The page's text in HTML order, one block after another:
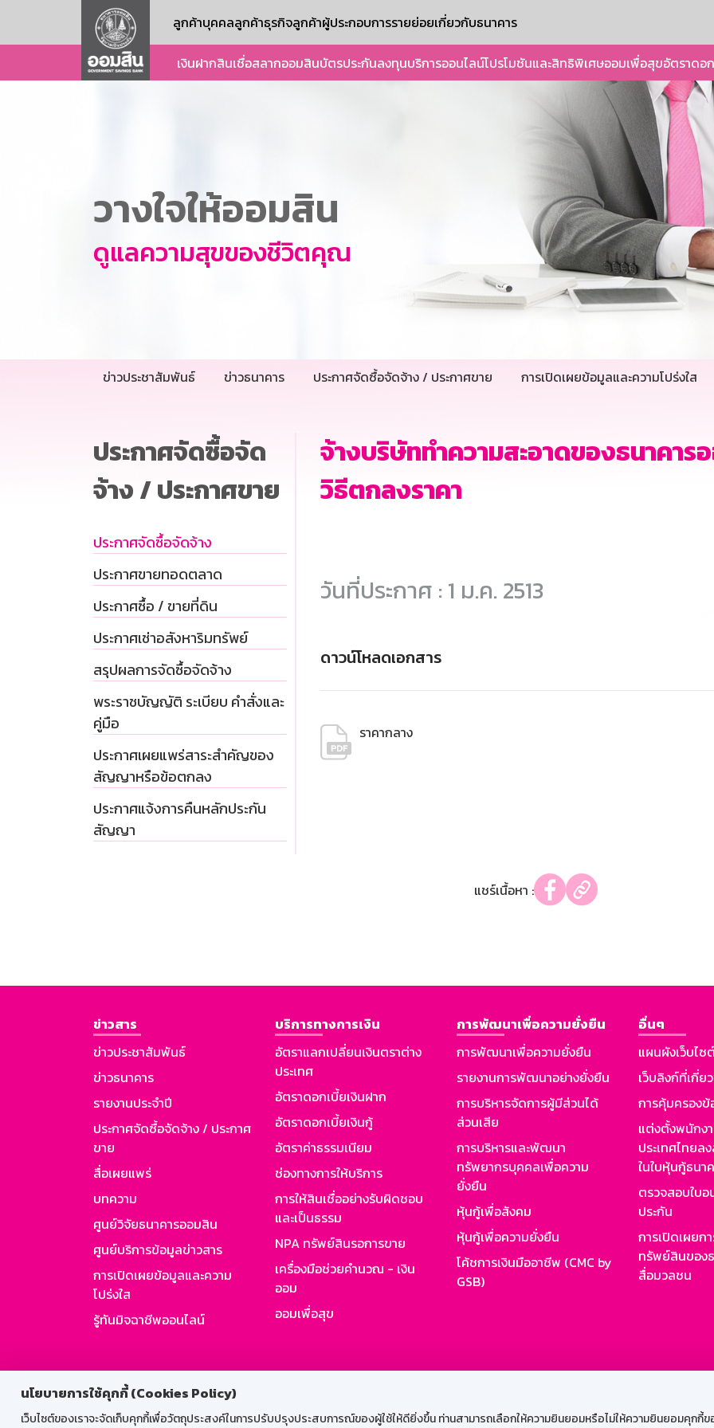
นโยบายการใช้คุกกี้ (Cookies Policy)
เว็บไซต์ของเราจะจัดเก็บคุกกี้เพื่อวัตถุประสงค์ในการปรับปรุงประสบการณ์ของผู้ใช้ให้ดียิ่งขึ้น ท่านสามารถเลือกให้ความยินยอมหรือไม่ให้ความยินยอมคุกกี้ข
ลูกค้าบุคคลลูกค้าธุรกิจลูกค้าผู้ประกอบการรายย่อยเกี่ยวกับธนาคาร
เงินฝากสินเชื่อสลากออมสินบัตรประกันลงทุนบริการออนไลน์โปรโมชันและสิทธิพิเศษออมเพื่อสุขอัตราดอ
วางใจให้ออมสิน
ดูแลความสุขของชีวิตคุณ
ข่าวประชาสัมพันธ์ ข่าวธนาคาร ประกาศจัดซื้อจัดจ้าง / ประกาศขาย การเปิดเผยข้อมูลและความโปร่งใส
ประกาศจัดซื้อจัด
จ้าง / ประกาศขาย
ประกาศจัดซื้อจัดจ้าง
ประกาศขายทอดตลาด
ประกาศซื้อ / ขายที่ดิน
ประกาศเช่าอสังหาริมทรัพย์
สรุปผลการจัดซื้อจัดจ้าง
พระราชบัญญัติ ระเบียบ คำสั่งและ
คู่มือ
ประกาศเผยแพร่สาระสำคัญของ
สัญญาหรือข้อตกลง
ประกาศแจ้งการคืนหลักประกัน
สัญญา
จ้างบริษัททำความสะอาดของธนาคาร
วิธีตกลงราคา
วันที่ประกาศ : 1 ม.ค. 2513
ดาวน์โหลดเอกสาร
ราคากลาง
แชร์เนื้อหา :
ข่าวสาร
ข่าวประชาสัมพันธ์
ข่าวธนาคาร
รายงานประจำปี
ประกาศจัดซื้อจัดจ้าง / ประกาศ
ขาย
สื่อเผยแพร่
บทความ
ศูนย์วิจัยธนาคารออมสิน
ศูนย์บริการข้อมูลข่าวสาร
การเปิดเผยข้อมูลและความ
โปร่งใส
รู้ทันมิจฉาชีพออนไลน์
บริการทางการเงิน
อัตราแลกเปลี่ยนเงินตราต่าง
ประเทศ
อัตราดอกเบี้ยเงินฝาก
อัตราดอกเบี้ยเงินกู้
อัตราค่าธรรมเนียม
ช่องทางการให้บริการ
การให้สินเชื่ออย่างรับผิดชอบ
และเป็นธรรม
NPA ทรัพย์สินรอการขาย
เครื่องมือช่วยคำนวณ - เงิน
ออม
ออมเพื่อสุข
การพัฒนาเพื่อความยั่งยืน
การพัฒนาเพื่อความยั่งยืน
รายงานการพัฒนาอย่างยั่งยืน
การบริหารจัดการผู้มีส่วนได้
ส่วนเสีย
การบริหารและพัฒนา
ทรัพยากรบุคคลเพื่อความ
ยั่งยืน
หุ้นกู้เพื่อสังคม
หุ้นกู้เพื่อความยั่งยืน
โค้ชการเงินมืออาชีพ (CMC by
GSB)
อื่นๆ
แผนผังเว็บไซ
เว็บลิงก์ที่เกี่ย
การคุ้มครอง
แต่งตั้งพนักง
ประเทศไทยล
ในใบหุ้นกู้ธนา
ตรวจสอบใบ
ประกัน
การเปิดเผยก
ทรัพย์สินของ
สื่อมวลชน